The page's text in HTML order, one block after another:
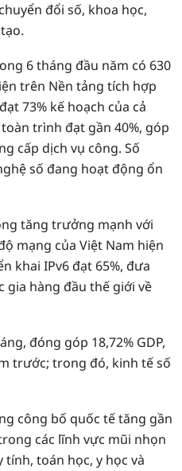
đổi số, khoa học,
6 tháng đầu năm có 630
trên Nền tảng tích hợp
73% kế hoạch của cả
trình đạt gần 40%, góp
cấp dịch vụ công. Số
số đang hoạt động ổn
tăng trưởng mạnh với
mạng của Việt Nam hiện
khai IPv6 đạt 65%, đưa
gia hàng đầu thế giới về
đóng góp 18,72% GDP,
trước; trong đó, kinh tế số
công bố quốc tế tăng gần
các lĩnh vực mũi nhọn
toán học, y học và